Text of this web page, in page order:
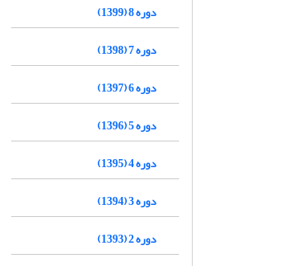
دوره 8 (1399)
دوره 7 (1398)
دوره 6 (1397)
دوره 5 (1396)
دوره 4 (1395)
دوره 3 (1394)
دوره 2 (1393)